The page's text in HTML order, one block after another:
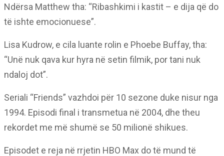
Ndërsa Matthew tha: “Ribashkimi i kastit – e dija që do
të ishte emocionuese”.
Lisa Kudrow, e cila luante rolin e Phoebe Buffay, tha:
“Unë nuk qava kur hyra në setin filmik, por tani nuk
ndaloj dot”.
Seriali “Friends” vazhdoi për 10 sezone duke nisur nga
1994. Episodi final i transmetua në 2004, dhe theu
rekordet me më shumë se 50 milionë shikues.
Episodet e reja në rrjetin HBO Max do të mund të